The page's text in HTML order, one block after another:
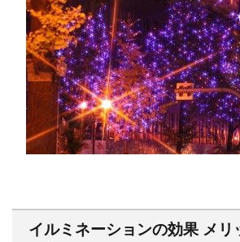
イルミネーションの効果 メリ